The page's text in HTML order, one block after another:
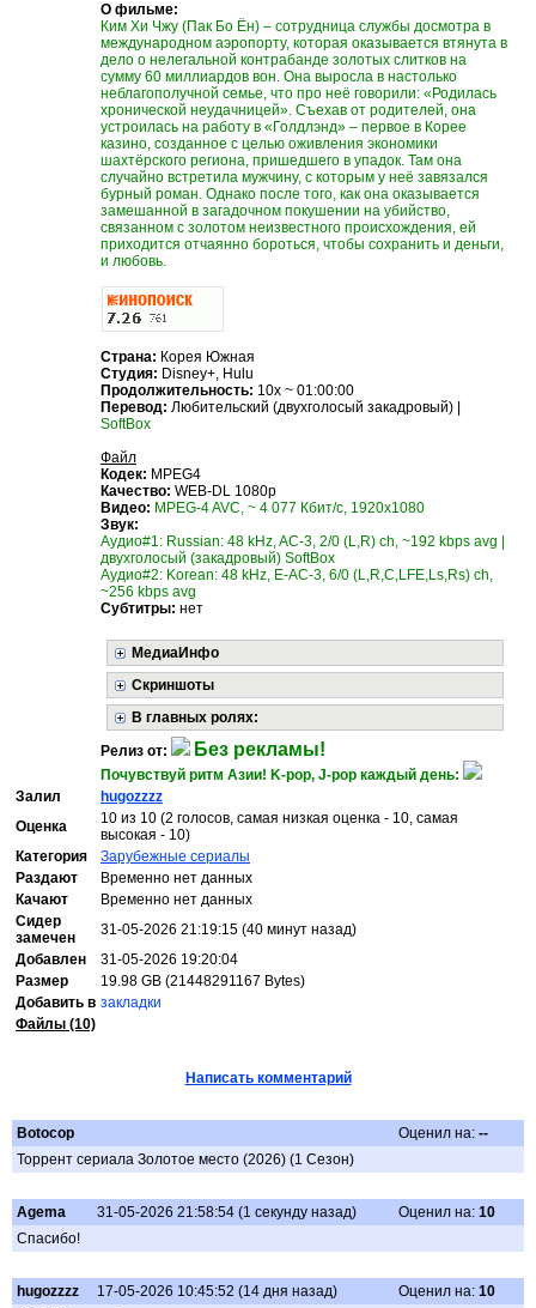
О фильме:
Ким Хи Чжу (Пак Бо Ён) – сотрудница службы досмотра в
международном аэропорту, которая оказывается втянута в
дело о нелегальной контрабанде золотых слитков на
сумму 60 миллиардов вон. Она выросла в настолько
неблагополучной семье, что про неё говорили: «Родилась
хронической неудачницей». Съехав от родителей, она
устроилась на работу в «Голдлэнд» – первое в Корее
казино, созданное с целью оживления экономики
шахтёрского региона, пришедшего в упадок. Там она
случайно встретила мужчину, с которым у неё завязался
бурный роман. Однако после того, как она оказывается
замешанной в загадочном покушении на убийство,
связанном с золотом неизвестного происхождения, ей
приходится отчаянно бороться, чтобы сохранить и деньги,
и любовь.
Страна: Корея Южная
Студия: Disney+, Hulu
Продолжительность: 10x ~ 01:00:00
Перевод: Любительский (двухголосый закадровый) |
SoftBox
Файл
Кодек: MPEG4
Качество: WEB-DL 1080p
Видео: MPEG-4 AVC, ~ 4 077 Кбит/с, 1920x1080
Звук:
Аудио#1: Russian: 48 kHz, AC-3, 2/0 (L,R) ch, ~192 kbps avg |
двухголосый (закадровый) SoftBox
Аудио#2: Korean: 48 kHz, E-AC-3, 6/0 (L,R,C,LFE,Ls,Rs) ch,
~256 kbps avg
Субтитры: нет
МедиаИнфо
Скриншоты
В главных ролях:
Релиз от:
Без рекламы!
Почувствуй ритм Азии! K-pop, J-pop каждый день:
Залил
hugozzzz
Оценка
10 из 10 (2 голосов, самая низкая оценка - 10, самая
высокая - 10)
Категория
Зарубежные сериалы
Раздают
Временно нет данных
Качают
Временно нет данных
Сидер
замечен
31-05-2026 21:19:15 (40 минут назад)
Добавлен
31-05-2026 19:20:04
Размер
19.98 GB (21448291167 Bytes)
Добавить в закладки
Файлы (10)
Написать комментарий
Botocop Оценил на: --
Торрент сериала Золотое место (2026) (1 Сезон)
Agema 31-05-2026 21:58:54 (1 секунду назад) Оценил на: 10
Спасибо!
hugozzzz 17-05-2026 10:45:52 (14 дня назад) Оценил на: 10